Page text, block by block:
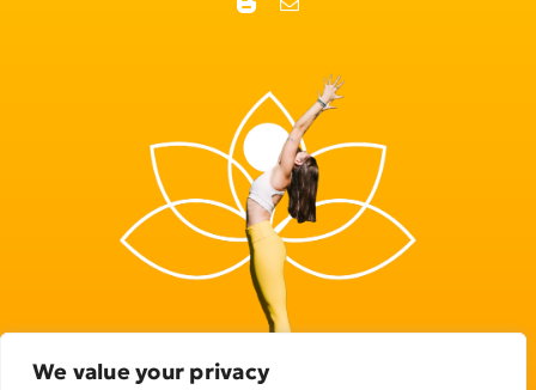
We value your privacy